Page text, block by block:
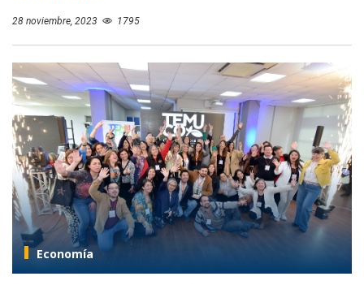
28 noviembre, 2023 1795
Economía